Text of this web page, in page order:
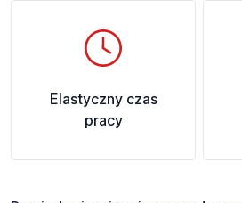
Elastyczny czas
pracy